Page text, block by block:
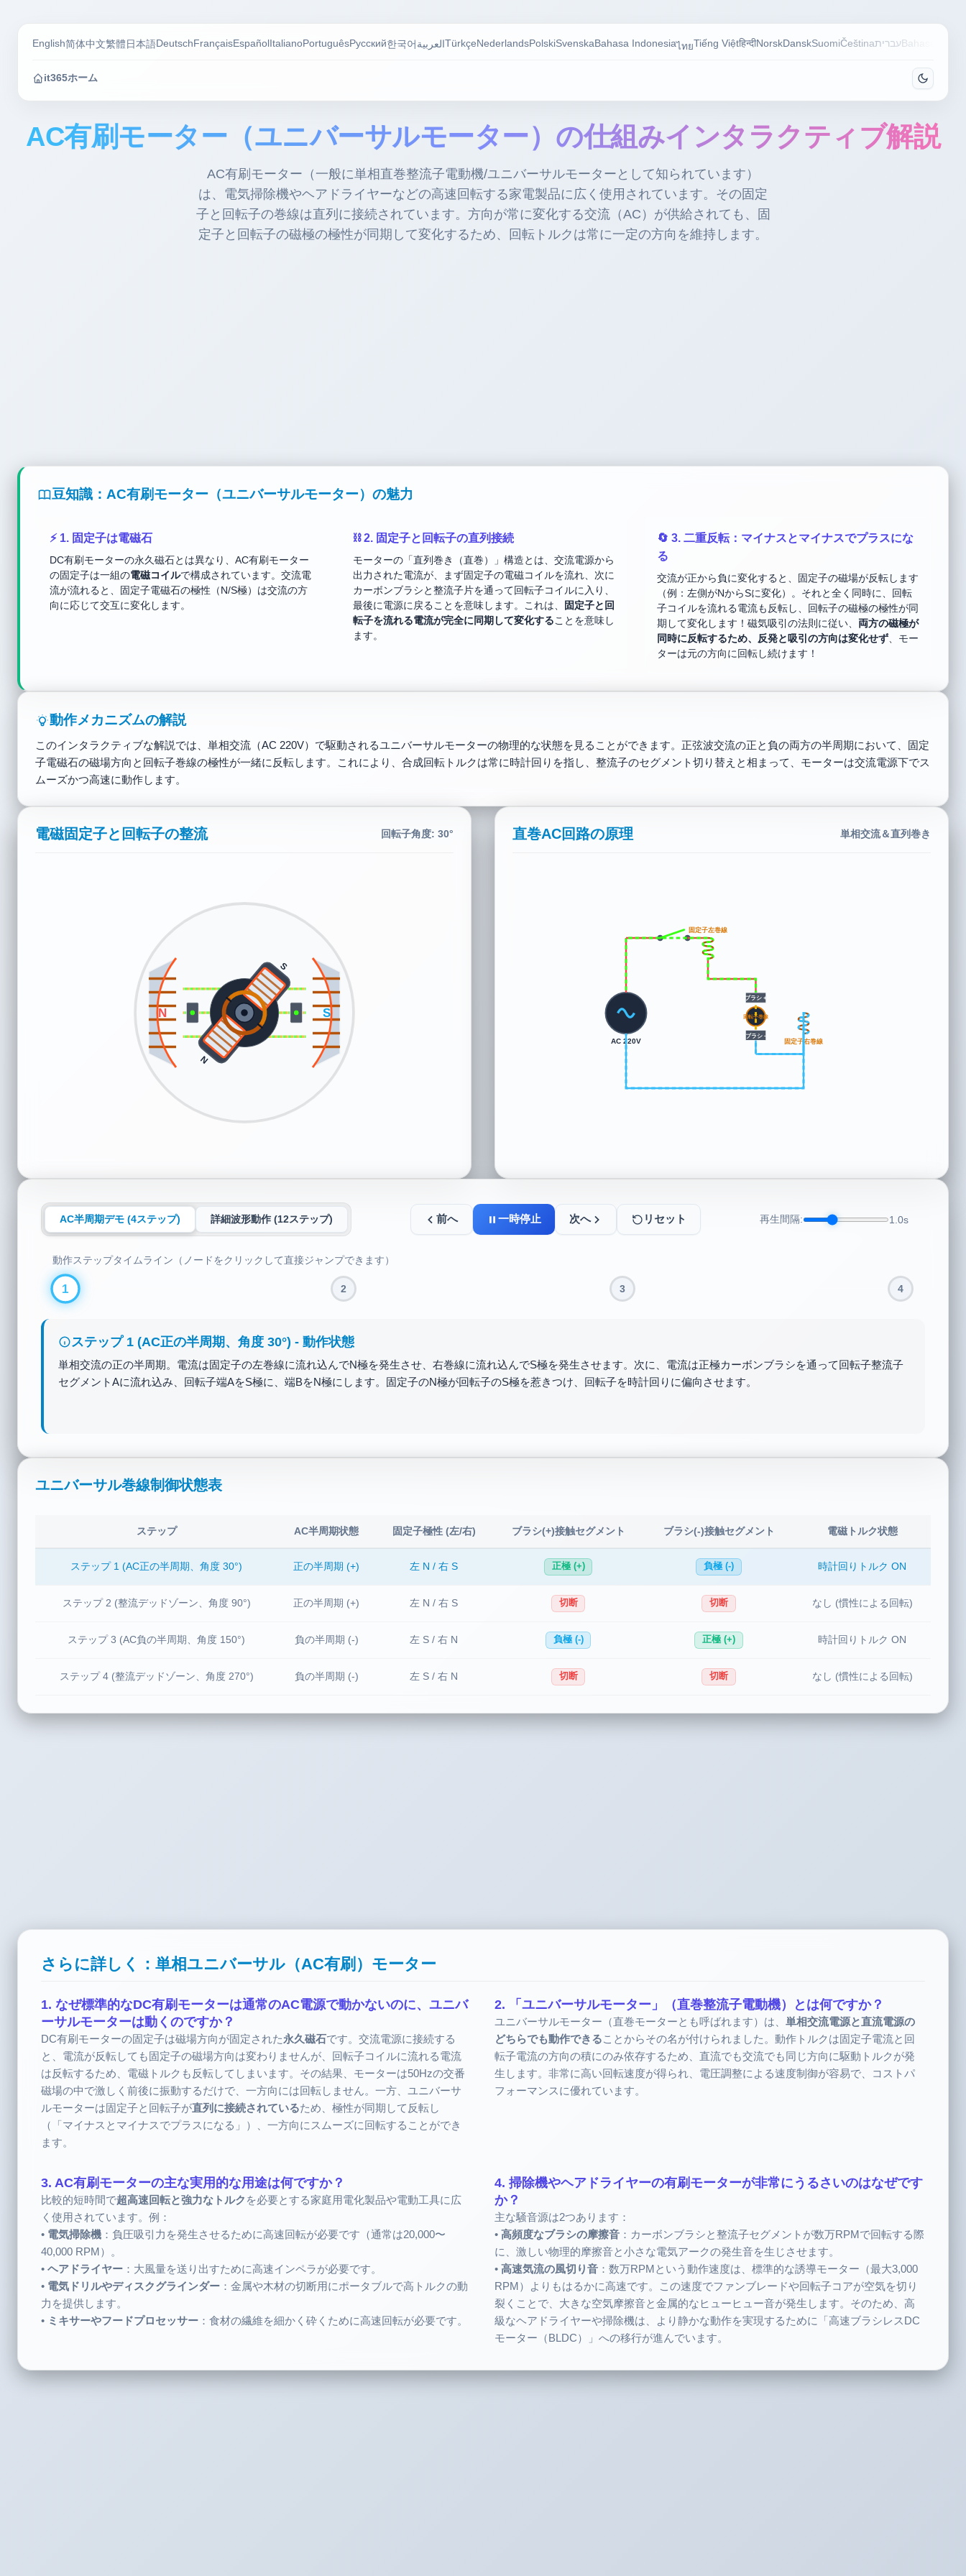
English简体中文繁體 日本語Deutsch FrançaisEspañol ItalianoPortuguêsРусский한국어 العربية Türkçe NederlandsPolskiSvenskaBahasa IndonesiaไทยTiếng Việtहिन्दीNorskDanskSuomiČeštinaעברית Bahasa
it365ホーム
AC有刷モーター（ユニバーサルモーター）の仕組みインタラクティブ解説
AC有刷モーター（一般に単相直巻整流子電動機/ユニバーサルモーターとして知られています）
は、電気掃除機やヘアドライヤーなどの高速回転する家電製品に広く使用されています。その固定
子と回転子の巻線は直列に接続されています。方向が常に変化する交流（AC）が供給されても、固
定子と回転子の磁極の極性が同期して変化するため、回転トルクは常に一定の方向を維持します。
豆知識：AC有刷モーター（ユニバーサルモーター）の魅力
⚡ 1. 固定子は電磁石
DC有刷モーターの永久磁石とは異なり、AC有刷モーター
の固定子は一組の電磁コイルで構成されています。交流電
流が流れると、固定子電磁石の極性（N/S極）は交流の方
向に応じて交互に変化します。
⛓️ 2. 固定子と回転子の直列接続
モーターの「直列巻き（直巻）」構造とは、交流電源から
出力された電流が、まず固定子の電磁コイルを流れ、次に
カーボンブラシと整流子片を通って回転子コイルに入り、
最後に電源に戻ることを意味します。これは、
固定子と回
転子を流れる電流が完全に同期して変化することを意味し
ます。
🔄 3. 二重反転：マイナスとマイナスでプラスにな
る
交流が正から負に変化すると、固定子の磁場が反転します
（例：左側がNからSに変化）。それと全く同時に、回転
子コイルを流れる電流も反転し、回転子の磁極の極性が同
期して変化します！磁気吸引の法則に従い、 両方の磁極が
同時に反転するため、反発と吸引の方向は変化せず、モー
ターは元の方向に回転し続けます！
動作メカニズムの解説
このインタラクティブな解説では、単相交流（AC 220V）で駆動されるユニバーサルモーターの物理的な状態を見ることができます。正弦波交流の正と負の両方の半周期において、固定
子電磁石の磁場方向と回転子巻線の極性が一緒に反転します。これにより、合成回転トルクは常に時計回りを指し、整流子のセグメント切り替えと相まって、モーターは交流電源下でス
ムーズかつ高速に動作します。
電磁固定子と回転子の整流 回転子角度: 150°
S N
N
直巻AC回路の原理 単相交流＆直列巻き
AC 220V
固定子左巻線
ブラシ +
回転子巻線
ブラシ -
固定子右巻線
AC半周期デモ (4ステップ) 詳細波形動作 (12ステップ) 前へ 一時停止 次へ リセット 再生間隔: 1.0s
動作ステップタイムライン（ノードをクリックして直接ジャンプできます）
1 2 3 4
ステップ 3 (AC負の半周期、角度 150°) - 動作状態
交流が負の半周期に入り、極性が反転します。固定子電流が反転し、左側がNからSに、右側がSからNに変化します。同時に、回転子に流れる直列電流も反転します。回転子は
150°に回転していますが、電流の反転により回転子端AがN極に、端BがS極になります。固定子のS極が依然として回転子のN極を惹きつけ、トルク方向を正に維持します。回
ユニバーサル巻線制御状態表
ステップ AC半周期状態 固定子極性 (左/右) ブラシ(+)接触セグメント ブラシ(-)接触セグメント 電磁トルク状態
ステップ 1 (AC正の半周期、角度 30°) 正の半周期 (+) 左 N / 右 S 正極 (+) 負極 (-) 時計回りトルク ON
ステップ 2 (整流デッドゾーン、角度 90°) 正の半周期 (+) 左 N / 右 S 切断 切断 なし (慣性による回転)
ステップ 3 (AC負の半周期、角度 150°) 負の半周期 (-) 左 S / 右 N 負極 (-) 正極 (+) 時計回りトルク ON
ステップ 4 (整流デッドゾーン、角度 270°) 負の半周期 (-) 左 S / 右 N 切断 切断 なし (慣性による回転)
さらに詳しく：単相ユニバーサル（AC有刷）モーター
1. なぜ標準的なDC有刷モーターは通常のAC電源で動かないのに、ユニバ
ーサルモーターは動くのですか？
DC有刷モーターの固定子は磁場方向が固定された永久磁石です。交流電源に接続する
と、電流が反転しても固定子の磁場方向は変わりませんが、回転子コイルに流れる電流
は反転するため、電磁トルクも反転してしまいます。その結果、モーターは50Hzの交番
磁場の中で激しく前後に振動するだけで、一方向には回転しません。一方、ユニバーサ
ルモーターは固定子と回転子が直列に接続されているため、極性が同期して反転し
（「マイナスとマイナスでプラスになる」）、一方向にスムーズに回転することができ
ます。
2. 「ユニバーサルモーター」（直巻整流子電動機）とは何ですか？
ユニバーサルモーター（直巻モーターとも呼ばれます）は、 単相交流電源と直流電源の
どちらでも動作できることからその名が付けられました。動作トルクは固定子電流と回
転子電流の方向の積にのみ依存するため、直流でも交流でも同じ方向に駆動トルクが発
生します。非常に高い回転速度が得られ、電圧調整による速度制御が容易で、コストパ
フォーマンスに優れています。
3. AC有刷モーターの主な実用的な用途は何ですか？
比較的短時間で超高速回転と強力なトルク を必要とする家庭用電化製品や電動工具に広
く使用されています。例：
• 電気掃除機 ：負圧吸引力を発生させるために高速回転が必要です（通常は20,000〜
40,000 RPM）。
• ヘアドライヤー ：大風量を送り出すために高速インペラが必要です。
• 電気ドリルやディスクグラインダー ：金属や木材の切断用にポータブルで高トルクの動
力を提供します。
• ミキサーやフードプロセッサー ：食材の繊維を細かく砕くために高速回転が必要です。
4. 掃除機やヘアドライヤーの有刷モーターが非常にうるさいのはなぜです
か？
主な騒音源は2つあります：
• 高頻度なブラシの摩擦音 ：カーボンブラシと整流子セグメントが数万RPMで回転する際
に、激しい物理的摩擦音と小さな電気アークの発生音を生じさせます。
• 高速気流の風切り音 ：数万RPMという動作速度は、標準的な誘導モーター（最大3,000
RPM）よりもはるかに高速です。この速度でファンブレードや回転子コアが空気を切り
裂くことで、大きな空気摩擦音と金属的なヒューヒュー音が発生します。そのため、高
級なヘアドライヤーや掃除機は、より静かな動作を実現するために「高速ブラシレスDC
モーター（BLDC）」への移行が進んでいます。